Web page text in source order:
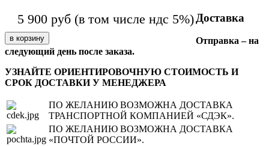
5 900 руб (в том числе ндс 5%) Доставка
Отправка – на
следующий день после заказа.
УЗНАЙТЕ ОРИЕНТИРОВОЧНУЮ СТОИМОСТЬ И
СРОК ДОСТАВКИ У МЕНЕДЖЕРА
ПО ЖЕЛАНИЮ ВОЗМОЖНА ДОСТАВКА
ТРАНСПОРТНОЙ КОМПАНИЕЙ «СДЭК».
ПО ЖЕЛАНИЮ ВОЗМОЖНА ДОСТАВКА
«ПОЧТОЙ РОССИИ».